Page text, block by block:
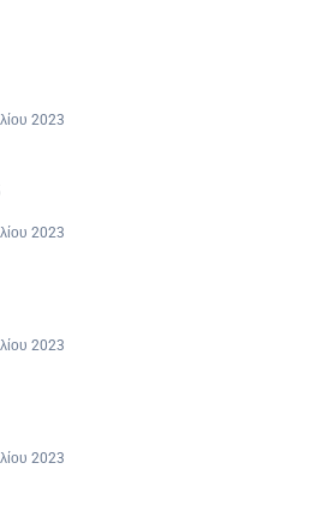
2023
2023
2023
2023